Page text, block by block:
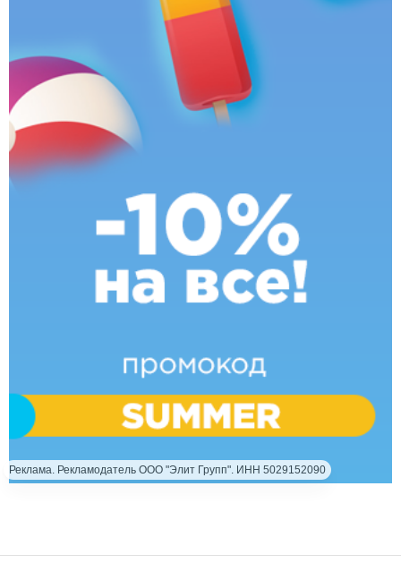
Реклама. Рекламодатель ООО "Элит Групп". ИНН 5029152090